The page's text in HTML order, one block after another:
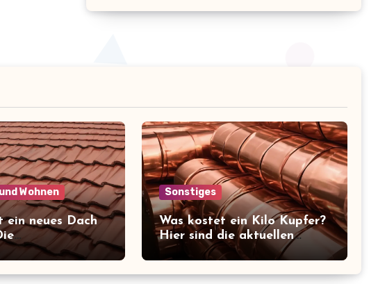
Wohnen
ein neues Dach
Kosten im
Sonstiges
Was kostet ein Kilo Kupfer?
Hier sind die aktuellen
Preise, die Sie kennen
sollten!